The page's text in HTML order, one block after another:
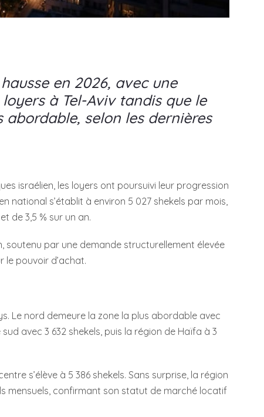
en 2026, avec une
à Tel-Aviv tandis que le
selon les dernières
israélien, les loyers ont poursuivi leur progression
national s’établit à environ 5 027 shekels par mois,
de 3,5 % sur un an.
par une demande structurellement élevée
pouvoir d’achat.
Le nord demeure la zone la plus abordable avec
avec 3 632 shekels, puis la région de Haïfa à 3
s’élève à 5 386 shekels. Sans surprise, la région
mensuels, confirmant son statut de marché locatif